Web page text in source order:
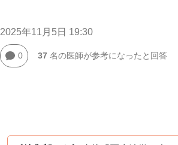
2025年11月5日 19:30
0 37名の医師が参考になったと回答